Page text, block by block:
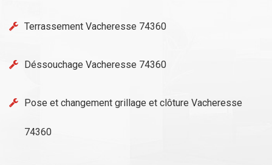
Terrassement Vacheresse 74360
Déssouchage Vacheresse 74360
Pose et changement grillage et clôture Vacheresse
74360